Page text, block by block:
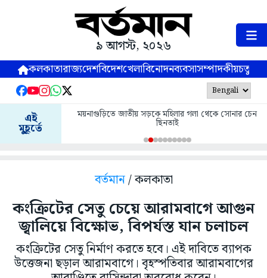
৯ আগস্ট, ২০২৬
কলকাতারাজ্যদেশবিদেশখেলাবিনোদনব্যবসাসম্পাদকীয়
এই
মুহূর্তে
ময়নাগুড়িতে জাতীয় সড়কে মহিলার গলা থেকে সোনার চেন
ছিনতাই
বর্তমান/ কলকাতা
কংক্রিটের সেতু চেয়ে আরামবাগে আগুন
জ্বালিয়ে বিক্ষোভ, বিপর্যস্ত যান চলাচল
কংক্রিটের সেতু নির্মাণ করতে হবে। এই দাবিতে ব্যাপক
উত্তেজনা ছড়াল আরামবাগে। বৃহস্পতিবার আরামবাগের